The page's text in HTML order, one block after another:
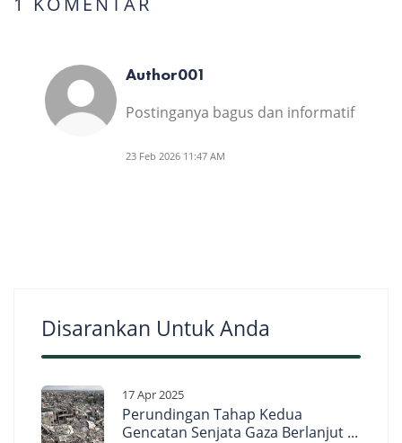
Author001
Postinganya bagus dan informatif
23 Feb 2026 11:47 AM
Disarankan Untuk Anda
17 Apr 2025
Perundingan Tahap Kedua
Gencatan Senjata Gaza Berlanjut ...